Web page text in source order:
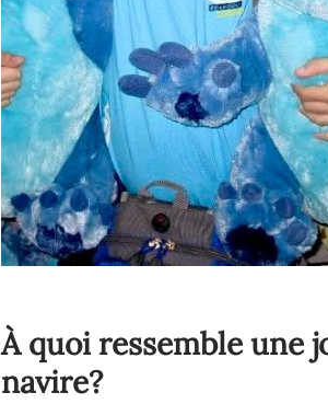
À quoi ressemble une
navire?